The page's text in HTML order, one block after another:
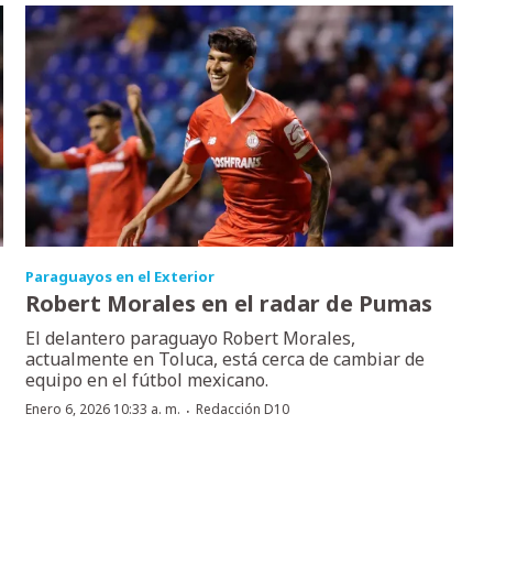
Paraguayos en el Exterior
Robert Morales en el radar de Pumas
El delantero paraguayo Robert Morales,
actualmente en Toluca, está cerca de cambiar de
equipo en el fútbol mexicano.
Enero 6, 2026 10:33 a. m. · Redacción D10